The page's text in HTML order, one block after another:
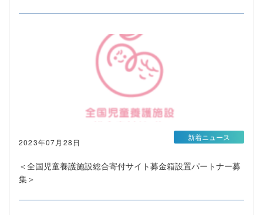
2023年07月28日
＜全国児童養護施設総合寄付サイト募金箱設置パートナー募
集＞
新着ニュース